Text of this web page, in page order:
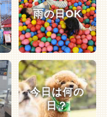
雨の日OK
今日は何の
日？